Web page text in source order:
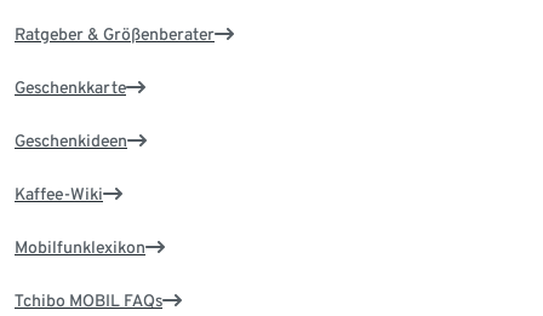
Ratgeber & Größenberater
Geschenkkarte
Geschenkideen
Kaffee-Wiki
Mobilfunklexikon
Tchibo MOBIL FAQs